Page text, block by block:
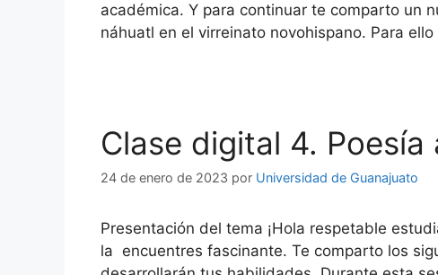
académica. Y para continuar te comparto un
náhuatl en el virreinato novohispano. Para
Clase digital 4.
24 de enero de 2023 por Universidad de Guanajuato
Presentación del tema ¡Hola respetable
la encuentres fascinante. Te comparto los